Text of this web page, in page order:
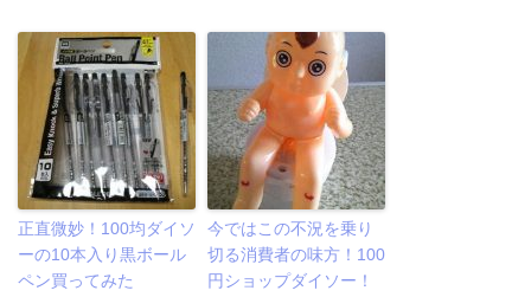
正直微妙！100均ダイソ
ーの10本入り黒ボール
ペン買ってみた
今ではこの不況を乗り
切る消費者の味方！100
円ショップダイソー！